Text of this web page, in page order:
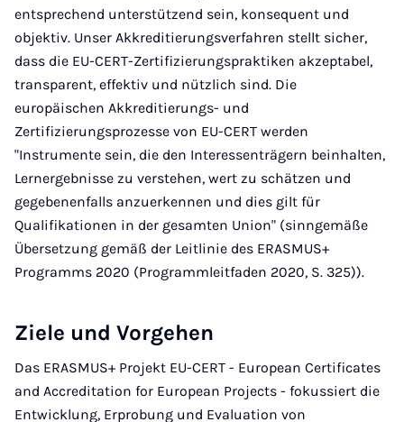
entsprechend unterstützend sein, konsequent und
objektiv. Unser Akkreditierungsverfahren stellt sicher,
dass die EU-CERT-Zertifizierungspraktiken akzeptabel,
transparent, effektiv und nützlich sind. Die
europäischen Akkreditierungs- und
Zertifizierungsprozesse von EU-CERT werden
"Instrumente sein, die den Interessenträgern beinhalten,
Lernergebnisse zu verstehen, wert zu schätzen und
gegebenenfalls anzuerkennen und dies gilt für
Qualifikationen in der gesamten Union" (sinngemäße
Übersetzung gemäß der Leitlinie des ERASMUS+
Programms 2020 (Programmleitfaden 2020, S. 325)).
Ziele und Vorgehen
Das ERASMUS+ Projekt EU-CERT - European Certificates
and Accreditation for European Projects - fokussiert die
Entwicklung, Erprobung und Evaluation von